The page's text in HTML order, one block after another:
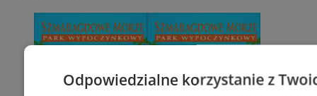
Odpowiedzialne korzystanie z